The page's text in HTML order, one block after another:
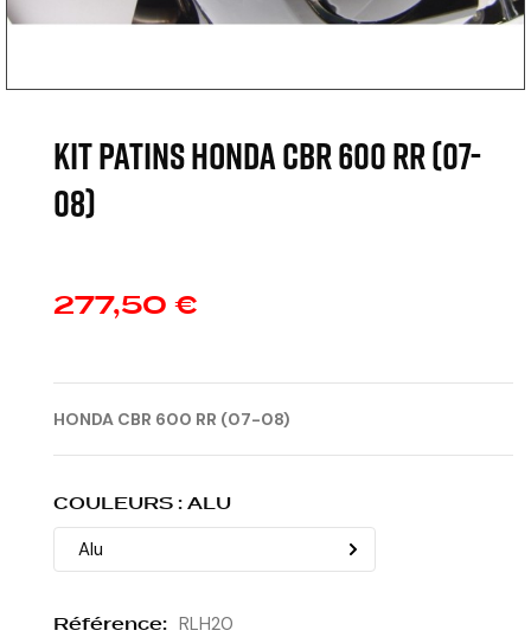
KIT PATINS HONDA CBR 600 RR (07-
08)
277,50 €
HONDA CBR 600 RR (07-08)
COULEURS : ALU
Référence: RLH20